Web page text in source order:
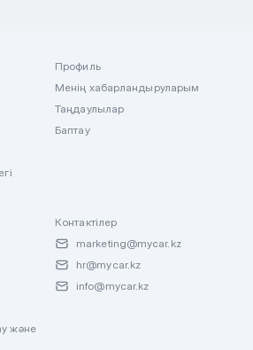
Профиль
Менің хабарландыруларым
Таңдаулылар
Баптау
және
Контактілер
marketing@mycar.kz
hr@mycar.kz
info@mycar.kz